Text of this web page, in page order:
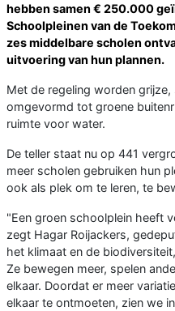
hebben samen € 250.000
Schoolpleinen van de
zes middelbare scholen
uitvoering van hun plannen.
Met de regeling worden
omgevormd tot groene
ruimte voor water.
De teller staat nu op 441
meer scholen gebruiken hun
ook als plek om te leren, te
"Een groen schoolplein heeft
zegt Hagar Roijackers,
het klimaat en de
Ze bewegen meer, spelen
elkaar. Doordat er meer
elkaar te ontmoeten, zien we